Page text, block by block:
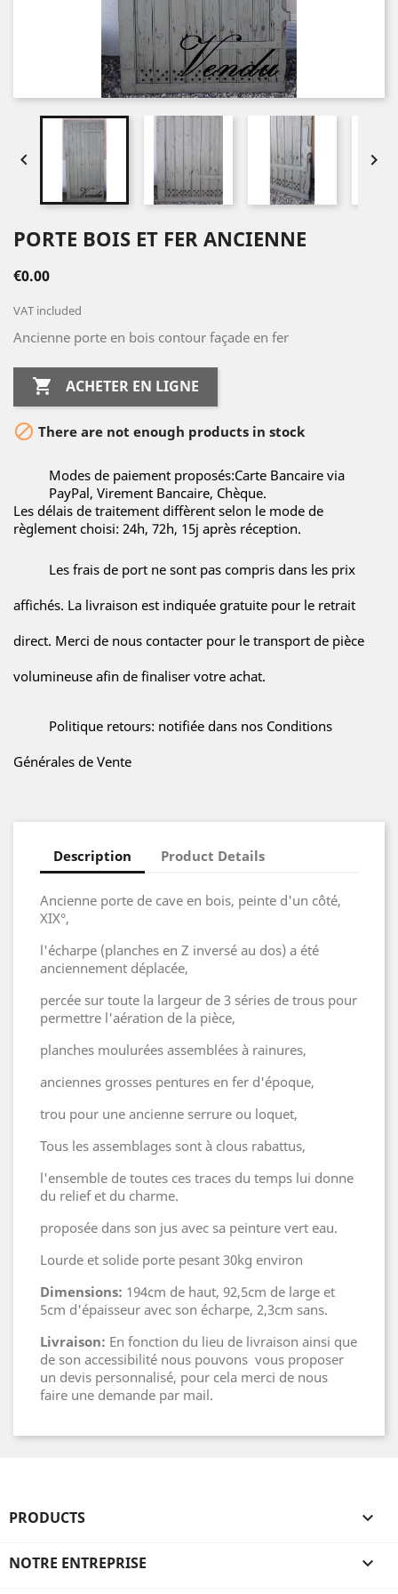
 
PORTE BOIS ET FER ANCIENNE
€0.00
VAT included
Ancienne porte en bois contour façade en fer
 ACHETER EN LIGNE
 There are not enough products in stock
Modes de paiement proposés:Carte Bancaire via
PayPal, Virement Bancaire, Chèque.
Les délais de traitement diffèrent selon le mode de
règlement choisi: 24h, 72h, 15j après réception.
Les frais de port ne sont pas compris dans les prix
affichés. La livraison est indiquée gratuite pour le retrait
direct. Merci de nous contacter pour le transport de pièce
volumineuse afin de finaliser votre achat.
Politique retours: notifiée dans nos Conditions
Générales de Vente
Description Product Details
Ancienne porte de cave en bois, peinte d'un côté,
XIX°,
l'écharpe (planches en Z inversé au dos) a été
anciennement déplacée,
percée sur toute la largeur de 3 séries de trous pour
permettre l'aération de la pièce,
planches moulurées assemblées à rainures,
anciennes grosses pentures en fer d'époque,
trou pour une ancienne serrure ou loquet,
Tous les assemblages sont à clous rabattus,
l'ensemble de toutes ces traces du temps lui donne
du relief et du charme.
proposée dans son jus avec sa peinture vert eau.
Lourde et solide porte pesant 30kg environ
Dimensions: 194cm de haut, 92,5cm de large et
5cm d'épaisseur avec son écharpe, 2,3cm sans.
Livraison: En fonction du lieu de livraison ainsi que
de son accessibilité nous pouvons vous proposer
un devis personnalisé, pour cela merci de nous
faire une demande par mail.
PRODUCTS 
NOTRE ENTREPRISE 